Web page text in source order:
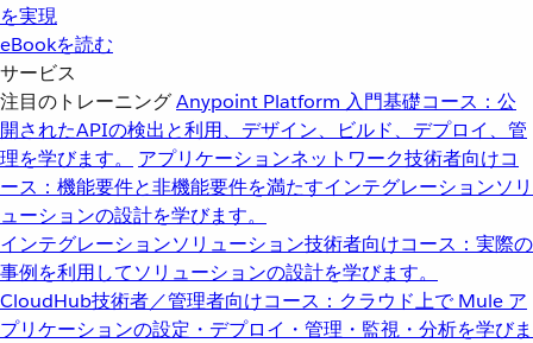
を実現
eBookを読む
サービス
注目のトレーニングAnypoint Platform 入門基礎コース：公
開されたAPIの検出と利用、デザイン、ビルド、デプロイ、管
理を学びます。
アプリケーションネットワーク技術者向けコ
ース：機能要件と非機能要件を満たすインテグレーションソリ
ューションの設計を学びます。
インテグレーションソリューション技術者向けコース：実際の
事例を利用してソリューションの設計を学びます。
CloudHub技術者／管理者向けコース：クラウド上で Mule ア
プリケーションの設定・デプロイ・管理・監視・分析を学びま